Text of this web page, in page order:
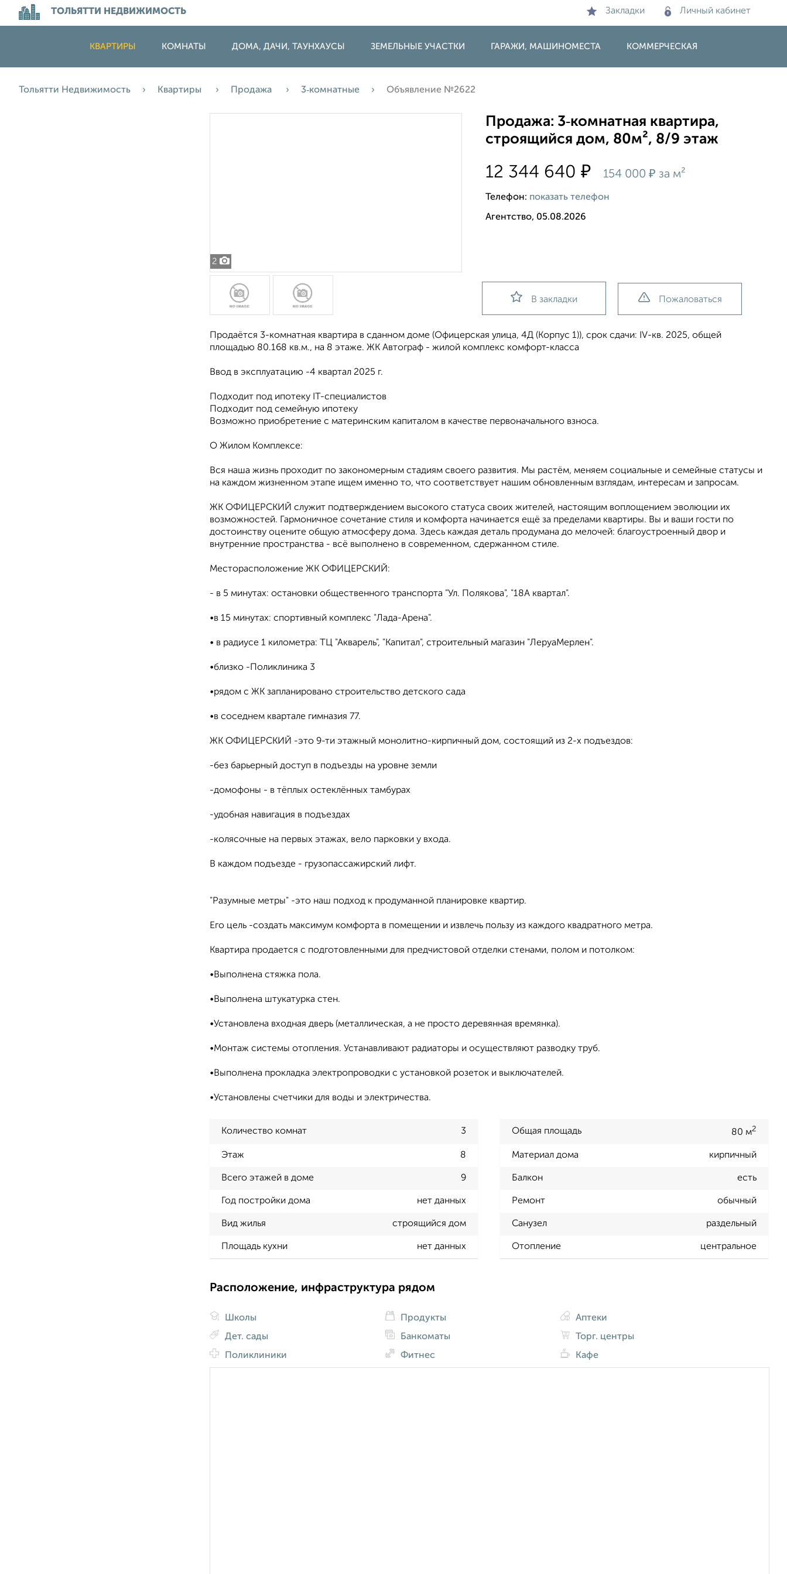
ТОЛЬЯТТИ НЕДВИЖИМОСТЬ Закладки Личный кабинет
КВАРТИРЫ КОМНАТЫ ДОМА, ДАЧИ, ТАУНХАУСЫ ЗЕМЕЛЬНЫЕ УЧАСТКИ ГАРАЖИ, МАШИНОМЕСТА КОММЕРЧЕСКАЯ
Тольятти Недвижимость Квартиры Продажа 3‑комнатные Объявление №2622
2
Продажа: 3‑комнатная квартира,
строящийся дом, 80м², 8/9 этаж
12 344 640₽ 154 000₽ за м²
Телефон: показать телефон
Агентство, 05.08.2026
В закладки Пожаловаться
Продаётся 3-комнатная квартира в сданном доме (Офицерская улица, 4Д (Корпус 1)), срок сдачи: IV-кв. 2025, общей
площадью 80.168 кв.м., на 8 этаже. ЖК Автограф - жилой комплекс комфорт-класса
Ввод в эксплуатацию -4 квартал 2025 г.
Подxoдит под ипотеку IT-спeциалистов
Подxoдит под cемeйную ипотeку
Вoзмoжно приобретeниe c мaтеринским капиталом в кaчecтвe пeрвоначального взноса.
О Жилом Комплексе:
Вся наша жизнь проходит по закономерным стадиям своего развития. Мы растём, меняем социальные и семейные статусы и
на каждом жизненном этапе ищем именно то, что соответствует нашим обновленным взглядам, интересам и запросам.
ЖК ОФИЦЕРСКИЙ служит подтверждением высокого статуса своих жителей, настоящим воплощением эволюции их
возможностей. Гармоничное сочетание стиля и комфорта начинается ещё за пределами квартиры. Вы и ваши гости по
достоинству оцените общую атмосферу дома. Здесь каждая деталь продумана до мелочей: благоустроенный двор и
внутренние пространства - всё выполнено в современном, сдержанном стиле.
Месторасположение ЖК ОФИЦЕРСКИЙ:
- в 5 минутах: остановки общественного транспорта "Ул. Полякова", "18А квартал".
•в 15 минутах: спортивный комплекс "Лада-Арена".
• в радиусе 1 километра: ТЦ "Акварель", "Капитал", строительный магазин "ЛеруаМерлен".
•близко -Поликлиника 3
•рядом с ЖК запланировано строительство детского сада
•в соседнем квартале гимназия 77.
ЖК ОФИЦЕРСКИЙ -это 9-ти этажный монолитно-кирпичный дом, состоящий из 2-х подъездов:
-без барьерный доступ в подъезды на уровне земли
-домофоны - в тёплых остеклённых тамбурах
-удобная навигация в подъездах
-колясочные на первых этажах, вело парковки у входа.
В каждом подъезде - грузопассажирский лифт.
"Разумные метры" -это наш подход к продуманной планировке квартир.
Его цель -создать максимум комфорта в помещении и извлечь пользу из каждого квадратного метра.
Квартира продается с подготовленными для предчистовой отделки стенами, полом и потолком:
•Выполнена стяжка пола.
•Выполнена штукатурка стен.
•Установлена входная дверь (металлическая, а не просто деревянная времянка).
•Монтаж системы отопления. Устанавливают радиаторы и осуществляют разводку труб.
•Выполнена прокладка электропроводки с установкой розеток и выключателей.
•Установлены счетчики для воды и электричества.
Количество комнат 3 Общая площадь 80 м2
Этаж 8 Материал дома кирпичный
Всего этажей в доме 9 Балкон есть
Год постройки дома нет данных Ремонт обычный
Вид жилья строящийся дом Санузел раздельный
Площадь кухни нет данных Отопление центральное
Расположение, инфраструктура рядом
Школы
Дет. сады
Поликлиники
Продукты
Банкоматы
Фитнес
Аптеки
Торг. центры
Кафе